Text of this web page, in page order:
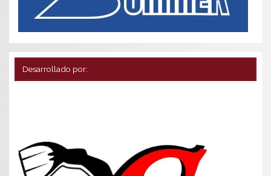
Desarrollado por: